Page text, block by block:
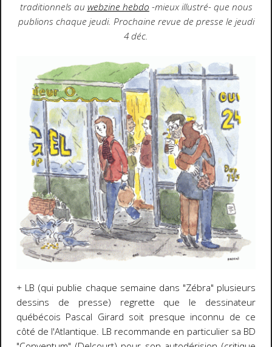
traditionnels au webzine hebdo -mieux illustré- que nous
publions chaque jeudi. Prochaine revue de presse le jeudi
4 déc.
+ LB (qui publie chaque semaine dans "Zébra" plusieurs
dessins de presse) regrette que le dessinateur
québécois Pascal Girard soit presque inconnu de ce
côté de l'Atlantique. LB recommande en particulier sa BD